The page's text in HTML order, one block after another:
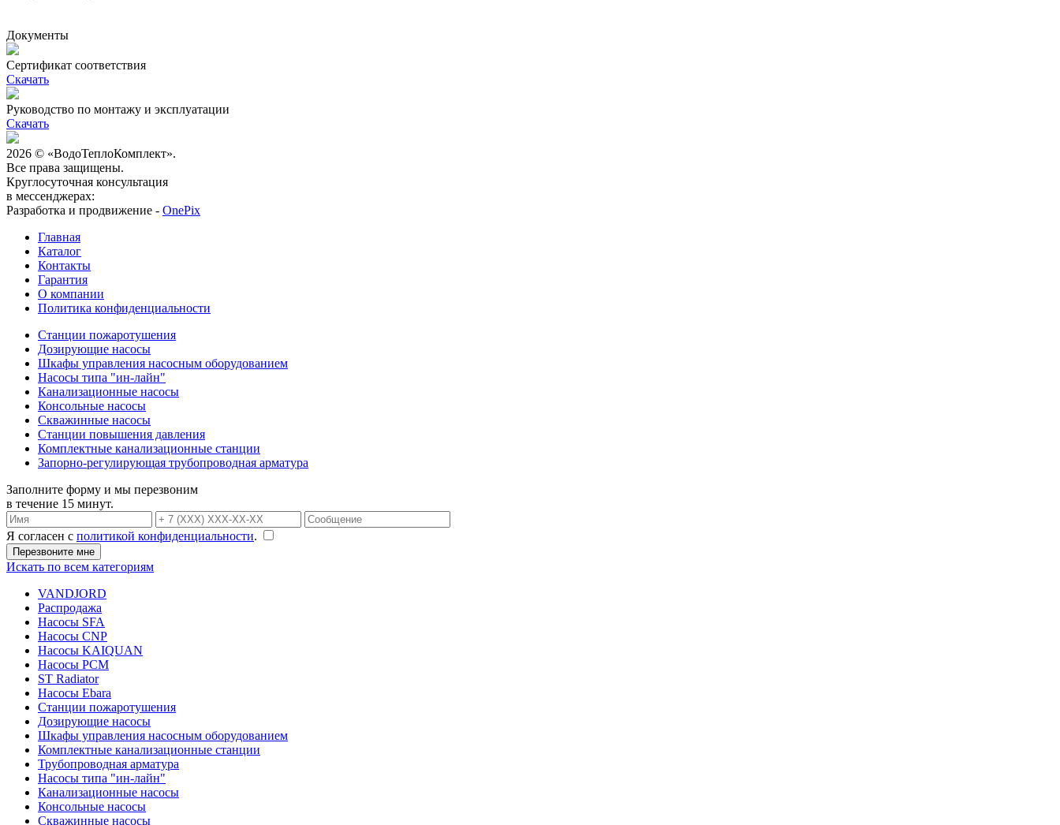
Документы
Сертификат соответствия
Скачать
Руководство по монтажу и эксплуатации
Скачать
2026 © «ВодоТеплоКомплект».
Все права защищены.
Круглосуточная консультация
в мессенджерах:
Разработка и продвижение - OnePix
Главная
Каталог
Контакты
Гарантия
О компании
Политика конфиденциальности
Станции пожаротушения
Дозирующие насосы
Шкафы управления насосным оборудованием
Насосы типа "ин-лайн"
Канализационные насосы
Консольные насосы
Скважинные насосы
Станции повышения давления
Комплектные канализационные станции
Запорно-регулирующая трубопроводная арматура
Заполните форму и мы перезвоним
в течение 15 минут.
Я согласен с политикой конфиденциальности.
Искать по всем категориям
VANDJORD
Распродажа
Насосы SFA
Насосы CNP
Насосы KAIQUAN
Насосы PCM
ST Radiator
Насосы Ebara
Станции пожаротушения
Дозирующие насосы
Шкафы управления насосным оборудованием
Комплектные канализационные станции
Трубопроводная арматура
Насосы типа "ин-лайн"
Канализационные насосы
Консольные насосы
Скважинные насосы